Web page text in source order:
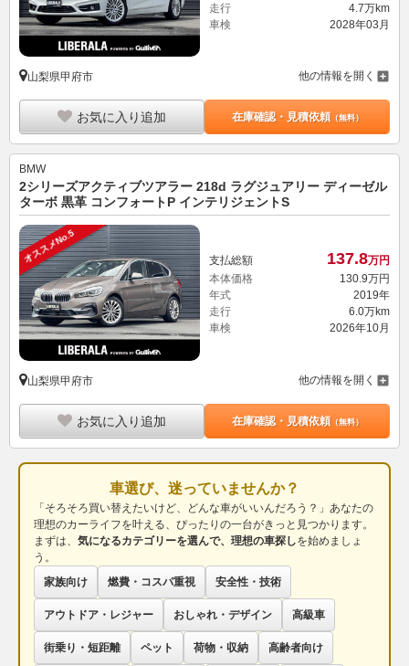
走行
4.7万km
車検
2028年03月
山梨県甲府市 他の情報を開く
お気に入り追加 在庫確認・見積依頼（無料）
BMW
2シリーズアクティブツアラー 218d ラグジュアリー ディーゼル
ターボ 黒革 コンフォートP インテリジェントS
オススメNo.5 支払総額 137.8万円
本体価格
130.9万円
年式
2019年
走行
6.0万km
車検
2026年10月
山梨県甲府市 他の情報を開く
お気に入り追加 在庫確認・見積依頼（無料）
車選び、迷っていませんか？
「そろそろ買い替えたいけど、どんな車がいいんだろう？」あなたの
理想のカーライフを叶える、ぴったりの一台がきっと見つかります。
まずは、 気になるカテゴリーを選んで、理想の車探しを始めましょ
う。
家族向け
燃費・コスパ重視 安全性・技術
アウトドア・レジャー おしゃれ・デザイン 高級車
街乗り・短距離 ペット 荷物・収納 高齢者向け